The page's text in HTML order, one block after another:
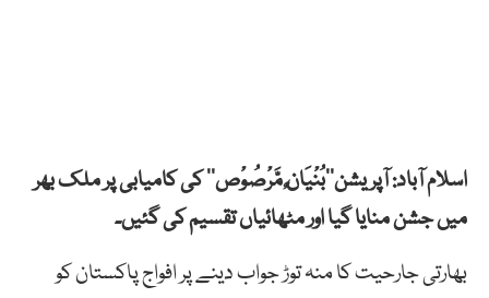
اسلام آباد: آپریشن’’بُنْيَانٌ مَّرْصُوْص‘‘ کی کامیابی پر ملک بھر
میں جشن منایا گیا اور مٹھائیاں تقسیم کی گئیں۔
بھارتی جارحیت کا منہ توڑ جواب دینے پر افواج پاکستان کو